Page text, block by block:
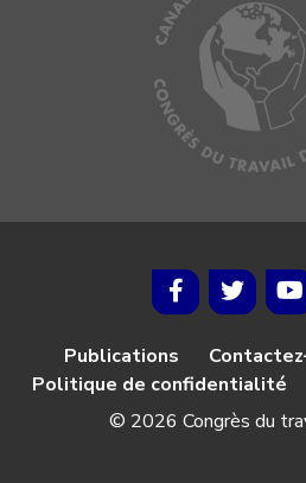
Publications
Politique de confidentialité
© 2026 Congrès du